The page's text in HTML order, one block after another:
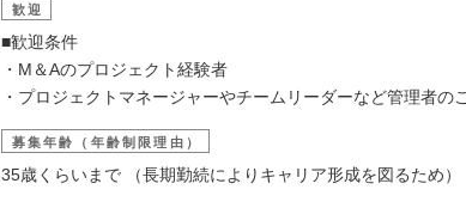
歓迎
■歓迎条件
・M＆Aのプロジェクト経験者
・プロジェクトマネージャーやチームリーダーなど管理者の
募集年齢（年齢制限理由）
35歳くらいまで （長期勤続によりキャリア形成を図るため）